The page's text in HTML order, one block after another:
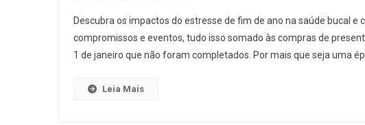
Descubra os impactos do estresse de fim de ano na saúde bucal
compromissos e eventos, tudo isso somado às compras de
1 de janeiro que não foram completados. Por mais que seja uma
Leia Mais